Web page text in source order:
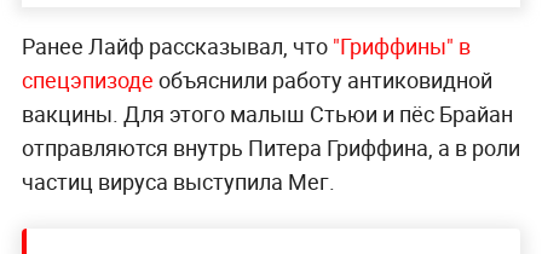
Ранее Лайф рассказывал, что "Гриффины" в
спецэпизоде объяснили работу антиковидной
вакцины. Для этого малыш Стьюи и пёс Брайан
отправляются внутрь Питера Гриффина, а в роли
частиц вируса выступила Мег.